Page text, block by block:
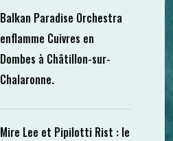
Balkan Paradise Orchestra
enflamme Cuivres en
Dombes à Châtillon-sur-
Chalaronne.
Mire Lee et Pipilotti Rist : le